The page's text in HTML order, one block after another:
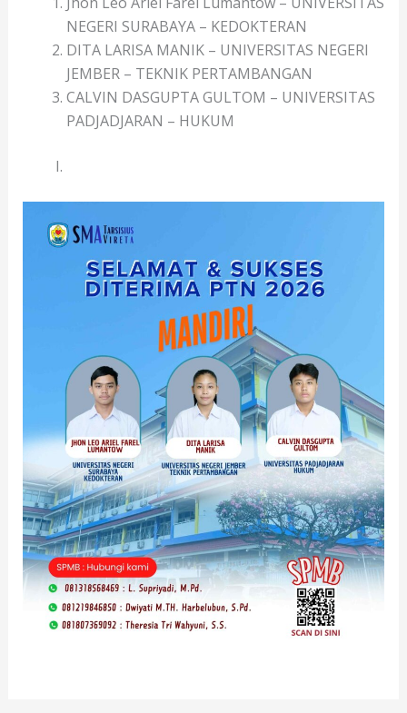
NEGERI SURABAYA – KEDOKTERAN
DITA LARISA MANIK – UNIVERSITAS NEGERI
JEMBER – TEKNIK PERTAMBANGAN
CALVIN DASGUPTA GULTOM – UNIVERSITAS
PADJADJARAN – HUKUM